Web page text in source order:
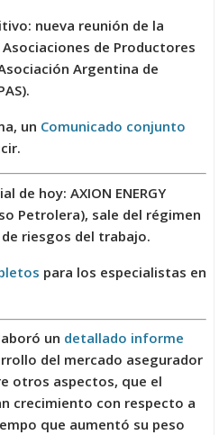
nueva reunión de la
de Productores
Argentina de
un Comunicado conjunto
de hoy: AXION ENERGY
Petrolera), sale del régimen
riesgos del trabajo.
para los especialistas en
un detallado informe
del mercado asegurador
otros aspectos, que el
crecimiento con respecto a
que aumentó su peso